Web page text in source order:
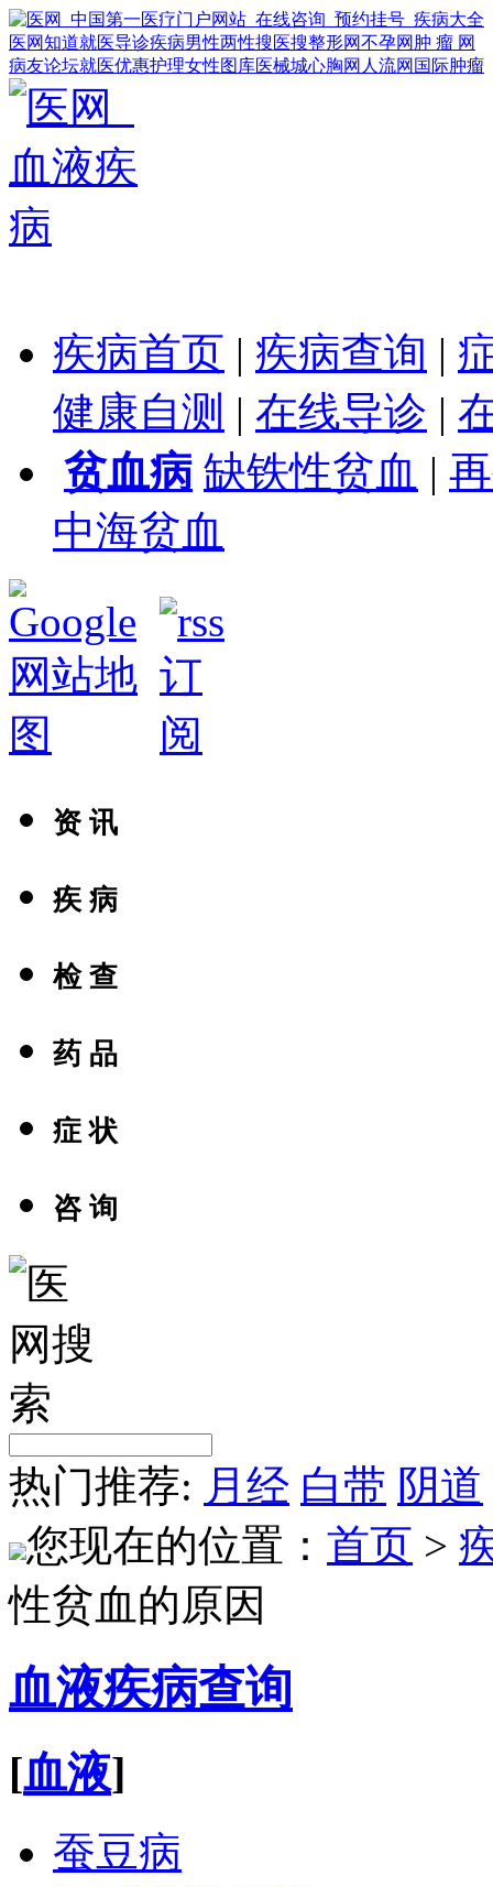
医网知道就医导诊疾病男性两性搜医搜整形网不孕网 肿 瘤 网
病友论坛就医优惠护理女性图库医械城心胸网 人流网 国际肿瘤
疾病首页 | 疾病查询 |
健康自测 | 在线导诊 |
贫血病 缺铁性贫血 |
中海贫血
资 讯
疾 病
检 查
药 品
症 状
咨 询
热门推荐: 月经 白带 阴道
您现在的位置： 首页 >
性贫血的原因
血液疾病查询
[血液]
蚕豆病